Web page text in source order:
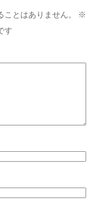
とはありません。
※
す